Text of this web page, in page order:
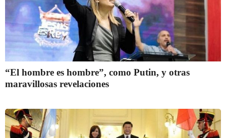
“El hombre es hombre”, como Putin, y otras
maravillosas revelaciones